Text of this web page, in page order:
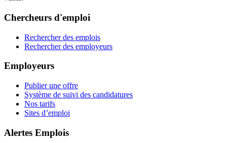
Chercheurs d'emploi
Rechercher des emplois
Rechercher des employeurs
Employeurs
Publier une offre
Système de suivi des candidatures
Nos tarifs
Sites d’emploi
Alertes Emplois